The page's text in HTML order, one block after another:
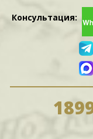
Консультация: